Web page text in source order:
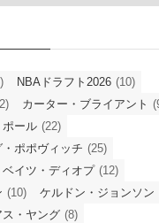
NBAドラフト2026 (10)
カーター・ブライアント
ポール (22)
ポポヴィッチ (25)
イツ・ディオプ (12)
(10) ケルドン・ジョンソン
・ヤング (8)